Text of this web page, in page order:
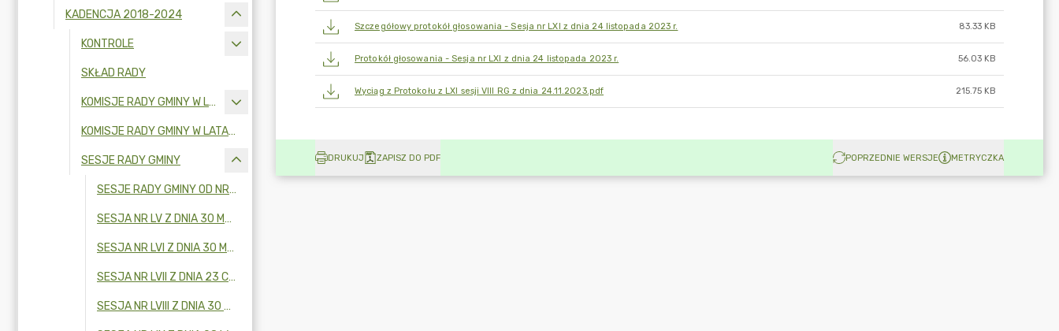
KADENCJA 2018-2024
KONTROLE
SKŁAD RADY
KOMISJE RADY GMINY W LATACH 2022-2024
KOMISJE RADY GMINY W LATACH 2018 - 2021
SESJE RADY GMINY
SESJE RADY GMINY OD NR I DO LIV ( 2018-2023R.)
SESJA NR LV Z DNIA 30 MAJA 2023 R.
SESJA NR LVI Z DNIA 30 MAJA 2023 R.
SESJA NR LVII Z DNIA 23 CZERWCA 2023 R.
SESJA NR LVIII Z DNIA 30 CZERWCA 2023 R.
Szczegółowy protokół głosowania - Sesja nr LXI z dnia 24 listopada 2023 r. 83.33 KB
Protokół głosowania - Sesja nr LXI z dnia 24 listopada 2023 r. 56.03 KB
Wyciąg z Protokołu z LXI sesji VIII RG z dnia 24.11.2023.pdf 215.75 KB
DRUKUJ ZAPISZ DO PDF POPRZEDNIE WERSJE METRYCZKA